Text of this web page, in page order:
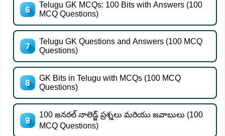
Telugu GK MCQs: 100 Bits with Answers (100
MCQ Questions)
Telugu GK Questions and Answers (100 MCQ
Questions)
GK Bits in Telugu with MCQs (100 MCQ
Questions)
100 జనరల్ నాలెడ్జ్ ప్రశ్నలు మరియు జవాబులు (100
MCQ Questions)